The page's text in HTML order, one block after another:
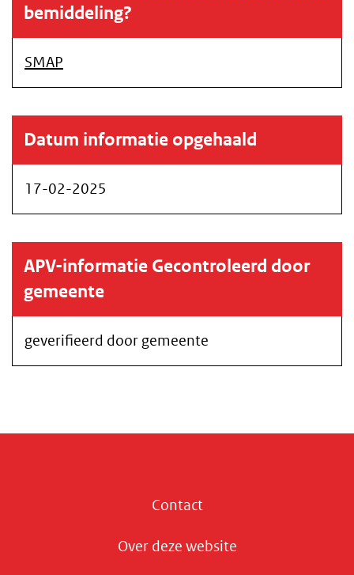
bemiddeling?
SMAP
Datum informatie opgehaald
17-02-2025
APV-informatie Gecontroleerd door
gemeente
geverifieerd door gemeente
Contact
Over deze website